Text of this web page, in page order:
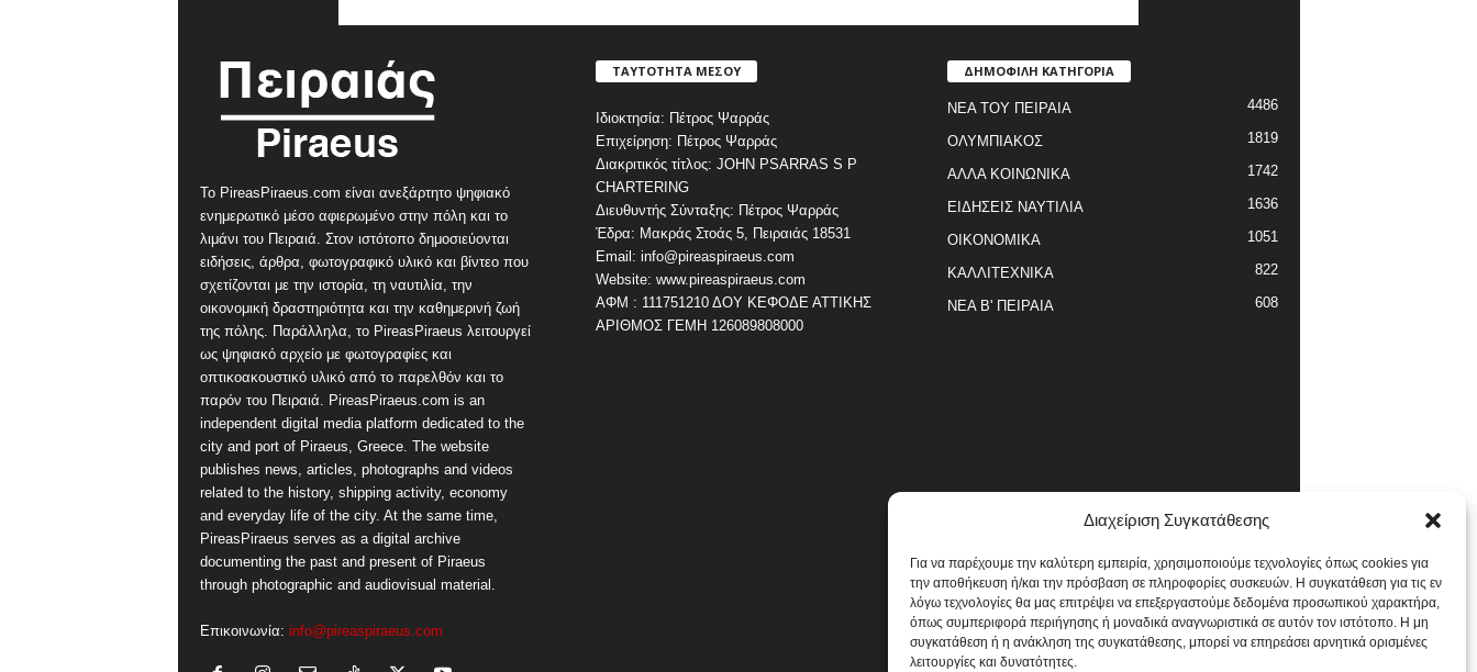
Διαχείριση Συγκατάθεσης
Για να παρέχουμε την καλύτερη εμπειρία, χρησιμοποιούμε τεχνολογίες όπως cookies για
την αποθήκευση ή/και την πρόσβαση σε πληροφορίες συσκευών. Η συγκατάθεση για τις εν
λόγω τεχνολογίες θα μας επιτρέψει να επεξεργαστούμε δεδομένα προσωπικού χαρακτήρα,
όπως συμπεριφορά περιήγησης ή μοναδικά αναγνωριστικά σε αυτόν τον ιστότοπο. Η μη
συγκατάθεση ή η ανάκληση της συγκατάθεσης, μπορεί να επηρεάσει αρνητικά ορισμένες
λειτουργίες και δυνατότητες.
Το PireasPiraeus.com είναι ανεξάρτητο ψηφιακό
ενημερωτικό μέσο αφιερωμένο στην πόλη και το
λιμάνι του Πειραιά. Στον ιστότοπο δημοσιεύονται
ειδήσεις, άρθρα, φωτογραφικό υλικό και βίντεο που
σχετίζονται με την ιστορία, τη ναυτιλία, την
οικονομική δραστηριότητα και την καθημερινή ζωή
της πόλης. Παράλληλα, το PireasPiraeus λειτουργεί
ως ψηφιακό αρχείο με φωτογραφίες και
οπτικοακουστικό υλικό από το παρελθόν και το
παρόν του Πειραιά. PireasPiraeus.com is an
independent digital media platform dedicated to the
city and port of Piraeus, Greece. The website
publishes news, articles, photographs and videos
related to the history, shipping activity, economy
and everyday life of the city. At the same time,
PireasPiraeus serves as a digital archive
documenting the past and present of Piraeus
through photographic and audiovisual material.
Επικοινωνία: info@pireaspiraeus.com
ΤΑΥΤΟΤΗΤΑ ΜΕΣΟΥ
Ιδιοκτησία: Πέτρος Ψαρράς
Επιχείρηση: Πέτρος Ψαρράς
Διακριτικός τίτλος: JOHN PSARRAS S P
CHARTERING
Διευθυντής Σύνταξης: Πέτρος Ψαρράς
Έδρα: Μακράς Στοάς 5, Πειραιάς 18531
Email: info@pireaspiraeus.com
Website: www.pireaspiraeus.com
ΑΦΜ : 111751210 ΔΟΥ ΚΕΦΟΔΕ ΑΤΤΙΚΗΣ
ΑΡΙΘΜΟΣ ΓΕΜΗ 126089808000
ΔΗΜΟΦΙΛΗ ΚΑΤΗΓΟΡΙΑ
ΝΕΑ ΤΟΥ ΠΕΙΡΑΙΑ 4486
ΟΛΥΜΠΙΑΚΟΣ 1819
ΑΛΛΑ ΚΟΙΝΩΝΙΚΑ 1742
ΕΙΔΗΣΕΙΣ ΝΑΥΤΙΛΙΑ 1636
ΟΙΚΟΝΟΜΙΚΑ 1051
ΚΑΛΛΙΤΕΧΝΙΚΑ 822
ΝΕΑ Β' ΠΕΙΡΑΙΑ 608